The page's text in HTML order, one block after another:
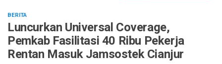
BERITA
Luncurkan Universal Coverage,
Pemkab Fasilitasi 40 Ribu Pekerja
Rentan Masuk Jamsostek Cianjur